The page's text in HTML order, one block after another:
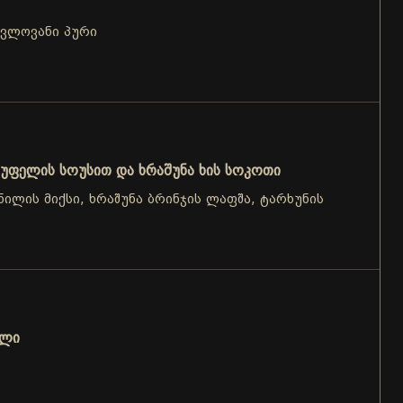
პური
სოუსით და ხრაშუნა ხის სოკოთი
მიქსი, ხრაშუნა ბრინჯის ლაფშა, ტარხუნის